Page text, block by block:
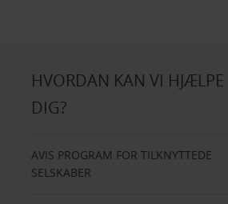
HVORDAN KAN VI HJÆLPE
DIG?
AVIS PROGRAM FOR TILKNYTTEDE
SELSKABER